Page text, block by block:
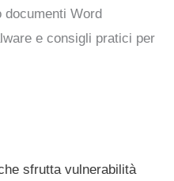
Word
e consigli pratici per